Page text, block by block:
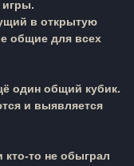
игры.
в открытую
общие для всех
один общий кубик.
и выявляется
то не обыграл